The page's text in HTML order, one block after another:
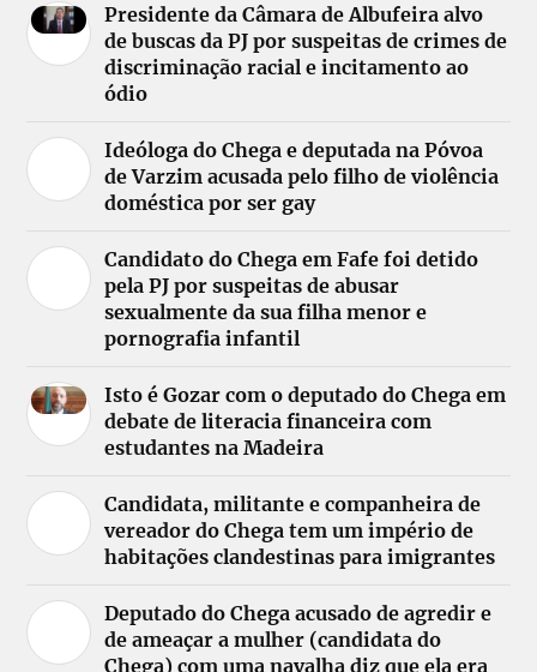
Presidente da Câmara de Albufeira alvo
de buscas da PJ por suspeitas de crimes de
discriminação racial e incitamento ao
ódio
Ideóloga do Chega e deputada na Póvoa
de Varzim acusada pelo filho de violência
doméstica por ser gay
Candidato do Chega em Fafe foi detido
pela PJ por suspeitas de abusar
sexualmente da sua filha menor e
pornografia infantil
Isto é Gozar com o deputado do Chega em
debate de literacia financeira com
estudantes na Madeira
Candidata, militante e companheira de
vereador do Chega tem um império de
habitações clandestinas para imigrantes
Deputado do Chega acusado de agredir e
de ameaçar a mulher (candidata do
Chega) com uma navalha diz que ela era